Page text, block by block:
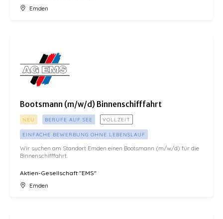
Emden
Bootsmann (m/w/d) Binnenschifffahrt
NEU BERUFE AUF SEE VOLLZEIT
EINFACHE BEWERBUNG OHNE LEBENSLAUF
Wir suchen am Standort Emden einen Bootsmann (m/w/d) für die
Binnenschifffahrt.
Aktien-Gesellschaft "EMS"
Emden